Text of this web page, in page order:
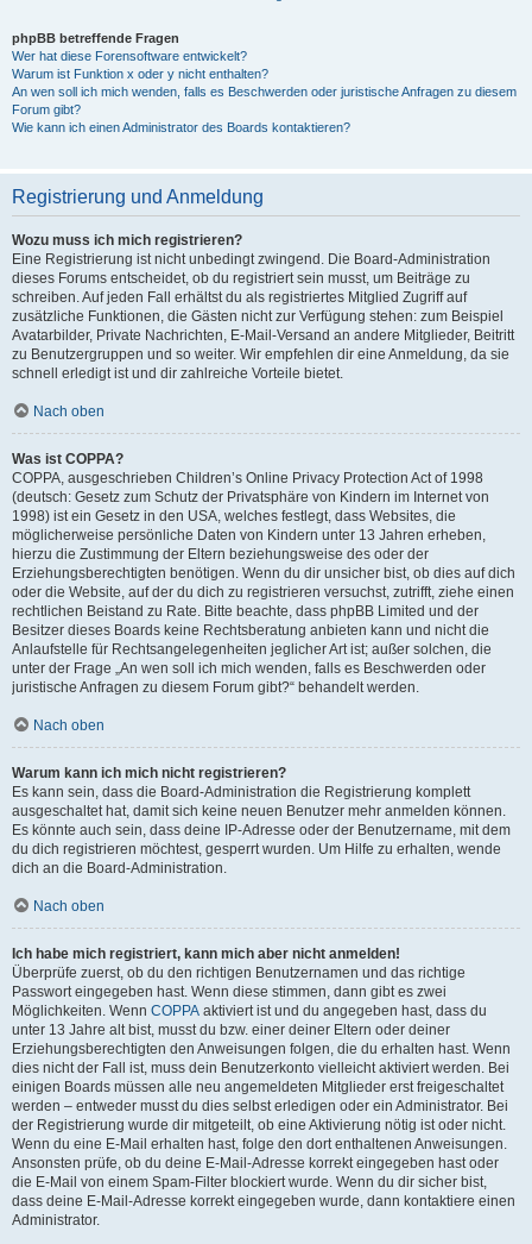
phpBB betreffende Fragen
Wer hat diese Forensoftware entwickelt?
Warum ist Funktion x oder y nicht enthalten?
An wen soll ich mich wenden, falls es Beschwerden oder juristische Anfragen zu diesem
Forum gibt?
Wie kann ich einen Administrator des Boards kontaktieren?
Registrierung und Anmeldung
Wozu muss ich mich registrieren?
Eine Registrierung ist nicht unbedingt zwingend. Die Board-Administration
dieses Forums entscheidet, ob du registriert sein musst, um Beiträge zu
schreiben. Auf jeden Fall erhältst du als registriertes Mitglied Zugriff auf
zusätzliche Funktionen, die Gästen nicht zur Verfügung stehen: zum Beispiel
Avatarbilder, Private Nachrichten, E-Mail-Versand an andere Mitglieder, Beitritt
zu Benutzergruppen und so weiter. Wir empfehlen dir eine Anmeldung, da sie
schnell erledigt ist und dir zahlreiche Vorteile bietet.
Nach oben
Was ist COPPA?
COPPA, ausgeschrieben Children’s Online Privacy Protection Act of 1998
(deutsch: Gesetz zum Schutz der Privatsphäre von Kindern im Internet von
1998) ist ein Gesetz in den USA, welches festlegt, dass Websites, die
möglicherweise persönliche Daten von Kindern unter 13 Jahren erheben,
hierzu die Zustimmung der Eltern beziehungsweise des oder der
Erziehungsberechtigten benötigen. Wenn du dir unsicher bist, ob dies auf dich
oder die Website, auf der du dich zu registrieren versuchst, zutrifft, ziehe einen
rechtlichen Beistand zu Rate. Bitte beachte, dass phpBB Limited und der
Besitzer dieses Boards keine Rechtsberatung anbieten kann und nicht die
Anlaufstelle für Rechtsangelegenheiten jeglicher Art ist; außer solchen, die
unter der Frage „An wen soll ich mich wenden, falls es Beschwerden oder
juristische Anfragen zu diesem Forum gibt?“ behandelt werden.
Nach oben
Warum kann ich mich nicht registrieren?
Es kann sein, dass die Board-Administration die Registrierung komplett
ausgeschaltet hat, damit sich keine neuen Benutzer mehr anmelden können.
Es könnte auch sein, dass deine IP-Adresse oder der Benutzername, mit dem
du dich registrieren möchtest, gesperrt wurden. Um Hilfe zu erhalten, wende
dich an die Board-Administration.
Nach oben
Ich habe mich registriert, kann mich aber nicht anmelden!
Überprüfe zuerst, ob du den richtigen Benutzernamen und das richtige
Passwort eingegeben hast. Wenn diese stimmen, dann gibt es zwei
Möglichkeiten. Wenn COPPA aktiviert ist und du angegeben hast, dass du
unter 13 Jahre alt bist, musst du bzw. einer deiner Eltern oder deiner
Erziehungsberechtigten den Anweisungen folgen, die du erhalten hast. Wenn
dies nicht der Fall ist, muss dein Benutzerkonto vielleicht aktiviert werden. Bei
einigen Boards müssen alle neu angemeldeten Mitglieder erst freigeschaltet
werden – entweder musst du dies selbst erledigen oder ein Administrator. Bei
der Registrierung wurde dir mitgeteilt, ob eine Aktivierung nötig ist oder nicht.
Wenn du eine E-Mail erhalten hast, folge den dort enthaltenen Anweisungen.
Ansonsten prüfe, ob du deine E-Mail-Adresse korrekt eingegeben hast oder
die E-Mail von einem Spam-Filter blockiert wurde. Wenn du dir sicher bist,
dass deine E-Mail-Adresse korrekt eingegeben wurde, dann kontaktiere einen
Administrator.